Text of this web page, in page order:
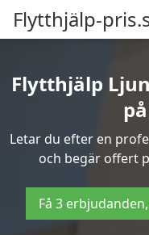
Flytthjälp-
Flytthjälp
Letar du efter en
och begär offert
Få 3